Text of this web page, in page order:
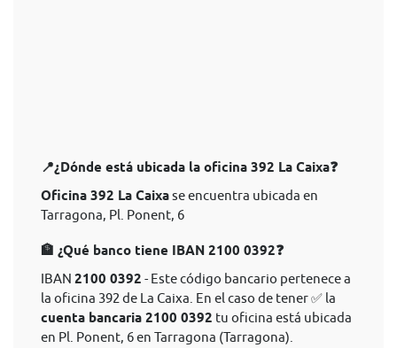
📍¿Dónde está ubicada la oficina 392 La Caixa❓
Oficina 392 La Caixase encuentra ubicada en
Tarragona, Pl. Ponent, 6
🏦 ¿Qué banco tiene IBAN 2100 0392❓
IBAN 2100 0392 - Este código bancario pertenece a
la oficina 392 de La Caixa. En el caso de tener ✅ la
cuenta bancaria 2100 0392 tu oficina está ubicada
en Pl. Ponent, 6 en Tarragona (Tarragona).